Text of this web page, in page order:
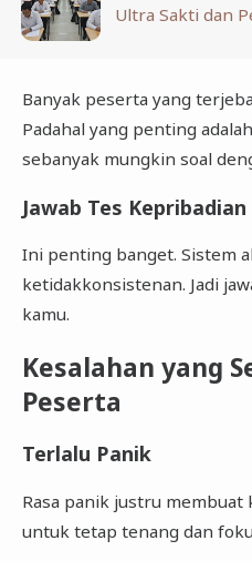
Ultra Sakti dan
Banyak peserta yang
Padahal yang penting
sebanyak mungkin soal
Jawab Tes
Ini penting banget. Sistem
ketidakkonsistenan. Jadi
kamu.
Kesalahan yang
Peserta
Terlalu Panik
Rasa panik justru membuat
untuk tetap tenang dan